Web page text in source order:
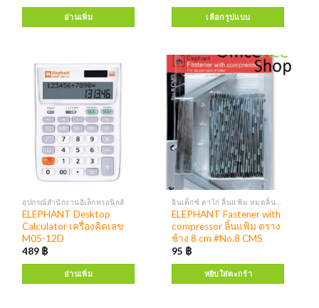
เลือกรูปแบบ
อุปกรณ์สำนักงานอิเล็กทรอนิกส์
ELEPHANT Desktop
Calculator เครื่องคิดเลข
M05-12D
489 ฿
อ่านเพิ่ม
อ่านเพิ่ม
ELEPHANT Fastener with
compressor ลิ้นแฟ้ม ตราง
ช้าง 8 cm #No.8 CMS
95 ฿
หยิบใส่ตะกร้า